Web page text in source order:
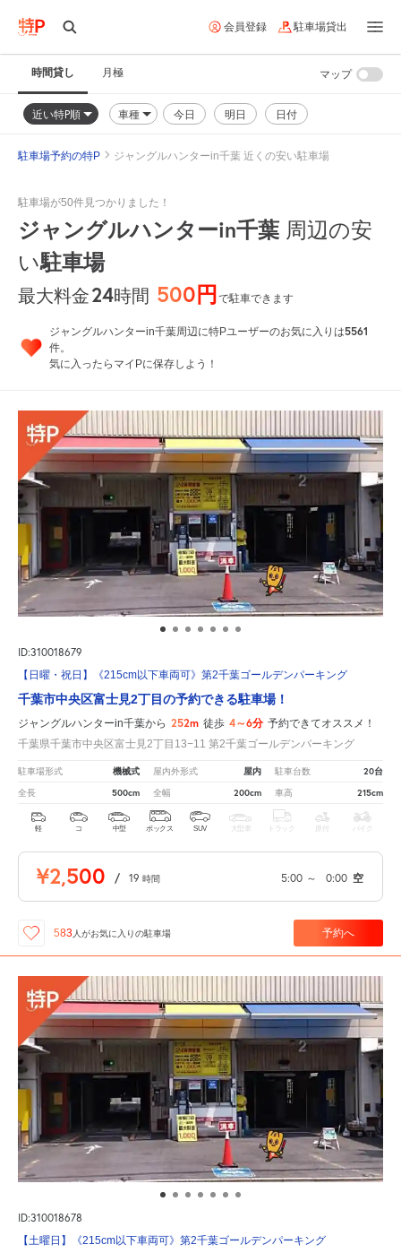
会員登録 駐車場貸出
時間貸し 月極
近い特P順 車種 今日 明日 日付
マップ
駐車場予約の特P ジャングルハンターin千葉 近くの安い駐車場
駐車場が50件見つかりました！
ジャングルハンターin千葉 周辺の安
い駐車場
最大料金24時間 500円で駐車できます
ジャングルハンターin千葉周辺に特Pユーザーのお気に入りは5561
件。
気に入ったらマイPに保存しよう！
ID:310018679
【日曜・祝日】《215cm以下車両可》第2千葉ゴールデンパーキング
千葉市中央区富士見2丁目の予約できる駐車場！
ジャングルハンターin千葉から 252m 徒歩 4～6分 予約できてオススメ！
千葉県千葉市中央区富士見2丁目13−11 第2千葉ゴールデンパーキング
駐車場形式 機械式 屋内外形式 屋内 駐車台数 20台
全長 500cm 全幅 200cm 車高 215cm
軽 コ 中型 ボックス SUV 大型車 トラック 原付 バイク
¥2,500 / 19 時間 5:00 ～ 0:00 空
583 人がお気に入りの駐車場 予約へ
ID:310018678
【土曜日】《215cm以下車両可》第2千葉ゴールデンパーキング